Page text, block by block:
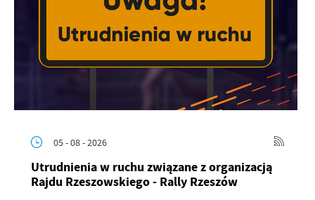
05 - 08 - 2026
Utrudnienia w ruchu związane z organizacją
Rajdu Rzeszowskiego - Rally Rzeszów